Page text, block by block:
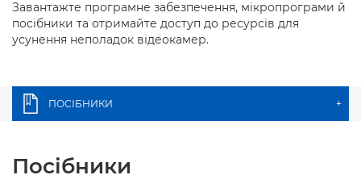
Завантажте програмне забезпечення, мікропрограми й
посібники та отримайте доступ до ресурсів для
усунення неполадок відеокамер.
ПОСІБНИКИ +
Посібники